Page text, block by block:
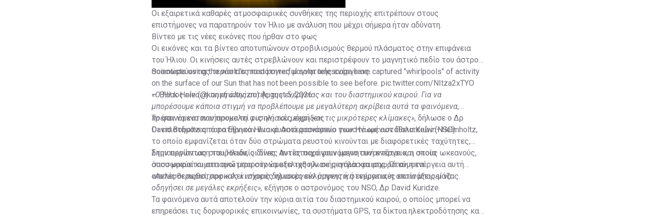
Οι εξαιρετικά καθαρές ατμοσφαιρικές συνθήκες της περιοχής επιτρέπουν στους
επιστήμονες να παρατηρούν τον Ήλιο με ανάλυση που μέχρι σήμερα ήταν αδύνατη.
Βίντεο με τις νέες εικόνες που ήρθαν στο φως
Οι εικόνες και τα βίντεο αποτυπώνουν στροβιλισμούς θερμού πλάσματος στην επιφάνεια
του Ήλιου. Οι κινήσεις αυτές στρεβλώνουν και περιστρέφουν το μαγνητικό πεδίο του άστρου,
συσσωρεύοντας τεράστιες ποσότητες μαγνητικής ενέργειας.
Scientists using the world's most powerful solar telescope have captured "whirlpools" of activity
on the surface of our Sun that has not been possible to see before. pic.twitter.com/NItza2xTYO
— Black Hole (@konstructivizm)August 5, 2026
«Ο Ήλιος είναι η πηγή όλης αυτής της ενέργειας και του διαστημικού καιρού. Για να
μπορέσουμε κάποια στιγμή να προβλέπουμε με μεγαλύτερη ακρίβεια αυτά τα φαινόμενα,
πρέπει να κατανοήσουμε τη φυσική του μέχρι και τις μικρότερες κλίμακες», δήλωσε ο Δρ
David Boboltz από το Εθνικό Ηλιακό Αστεροσκοπείο των Ηνωμένων Πολιτειών (NSO).
Το φαινόμενο που προκαλεί τις ηλιακές εκρήξεις
Οι επιστήμονες παρατήρησαν ένα φυσικό φαινόμενο γνωστό ως αστάθεια Kelvin–Helmholtz,
το οποίο εμφανίζεται όταν δύο στρώματα ρευστού κινούνται με διαφορετικές ταχύτητες,
δημιουργώντας σπειροειδείς δίνες. Αντίστοιχο φαινόμενο συναντάται και στους ωκεανούς,
όπου μικροί κυματισμοί μπορούν να εξελιχθούν σε μεγάλα και ισχυρά κύματα.
Στην περίπτωση του Ήλιου, οι δίνες αυτές παράγουν μαγνητική ενέργεια, η οποία
συσσωρεύεται στα ανώτερα στρώματα της ηλιακής ατμόσφαιρας. Όταν η ενέργεια αυτή
απελευθερωθεί, προκαλεί ισχυρές ηλιακές εκλάμψεις ή στεμματικές εκτινάξεις μάζας.
«Αυτές οι περιστροφικές κινήσεις δημιουργούν μαγνητική ενέργεια, η οποία μπορεί να
οδηγήσει σε μεγάλες εκρήξεις», εξήγησε ο αστρονόμος του NSO, Δρ David Kuridze.
Τα φαινόμενα αυτά αποτελούν την κύρια αιτία του διαστημικού καιρού, ο οποίος μπορεί να
επηρεάσει τις δορυφορικές επικοινωνίες, τα συστήματα GPS, τα δίκτυα ηλεκτροδότησης και